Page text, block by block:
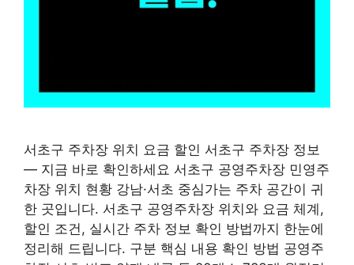
서초구 주차장 위치 요금 할인 서초구 주차장 정보
— 지금 바로 확인하세요 서초구 공영주차장 민영주
차장 위치 현황 강남·서초 중심가는 주차 공간이 귀
한 곳입니다. 서초구 공영주차장 위치와 요금 체계,
할인 조건, 실시간 주차 정보 확인 방법까지 한눈에
정리해 드립니다. 구분 핵심 내용 확인 방법 공영주